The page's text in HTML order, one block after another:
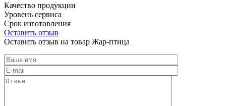
Качество продукции
Уровень сервиса
Срок изготовления
Оставить отзыв
Оставить отзыв на товар Жар-птица